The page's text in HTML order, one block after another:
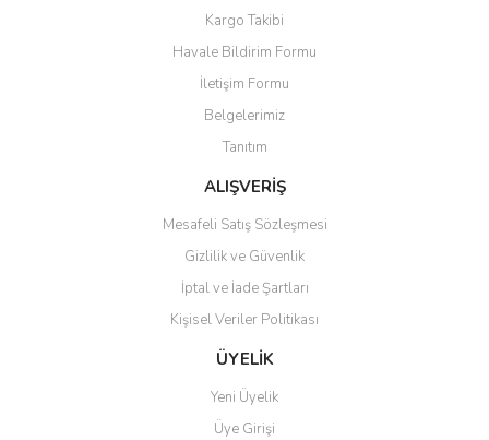
Ürün resmi kalitesiz, bozuk veya görüntülenemiyor.
Ürün açıklamasında eksik bilgiler bulunuyor.
Ürün bilgilerinde hatalar bulunuyor.
Ürün fiyatı diğer sitelerden daha pahalı.
Bu ürüne benzer farklı alternatifler olmalı.
Gönder
Kargo Takibi
Havale Bildirim Formu
İletişim Formu
Belgelerimiz
Tanıtım
ALIŞVERİŞ
Mesafeli Satış Sözleşmesi
Gizlilik ve Güvenlik
İptal ve İade Şartları
Kişisel Veriler Politikası
ÜYELİK
Yeni Üyelik
Üye Girişi